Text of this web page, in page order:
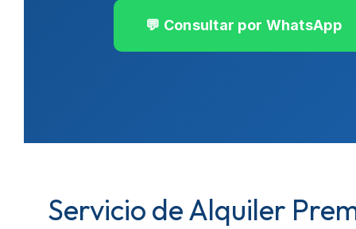
💬 Consultar por WhatsApp
Servicio de Alquiler